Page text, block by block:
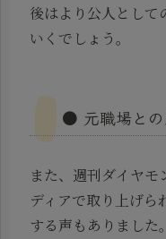
後はより公人として
いくでしょう。
● 元職場と
また、週刊ダイヤモ
ディアで取り上げら
する声もありました